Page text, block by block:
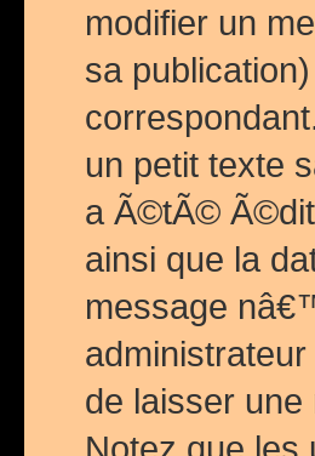
modifier un
sa
un petit texte
a Ã©tÃ©
ainsi que la
message
de laisser
Notez que les